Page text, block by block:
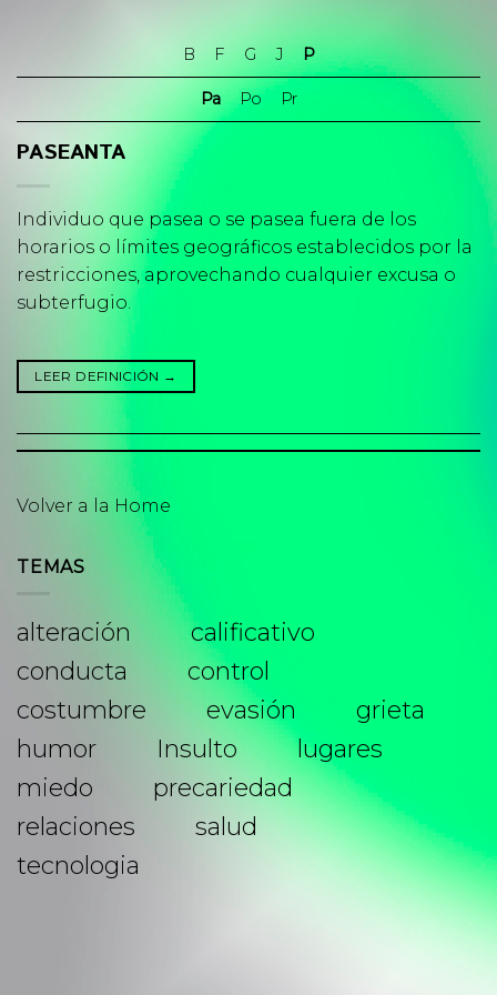
B F G J P
Pa Po Pr
PASEANTA
Individuo que pasea o se pasea fuera de los
horarios o límites geográficos establecidos por la
restricciones, aprovechando cualquier excusa o
subterfugio.
LEER DEFINICIÓN →
Volver a la Home
TEMAS
alteración
calificativo
conducta
control
costumbre
evasión
grieta
humor
Insulto
lugares
miedo
precariedad
relaciones
salud
tecnologia